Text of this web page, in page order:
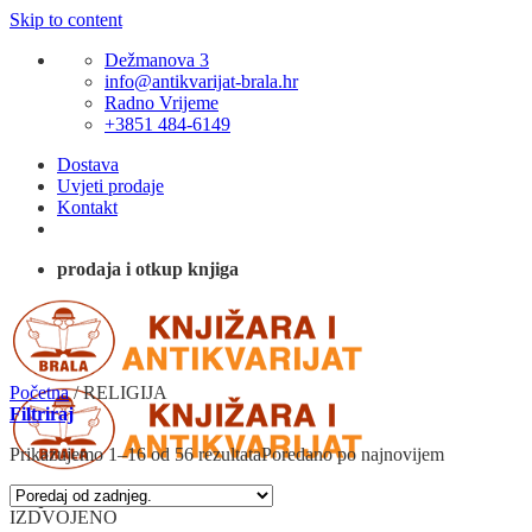
Skip to content
Dežmanova 3
info@antikvarijat-brala.hr
Radno Vrijeme
+3851 484-6149
Dostava
Uvjeti prodaje
Kontakt
prodaja i otkup knjiga
Početna /RELIGIJA
Filtriraj
Prikazujemo 1–16 od 56 rezultataPoredano po najnovijem
IZDVOJENO